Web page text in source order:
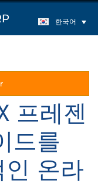
한국어
프레젠
드를
온라